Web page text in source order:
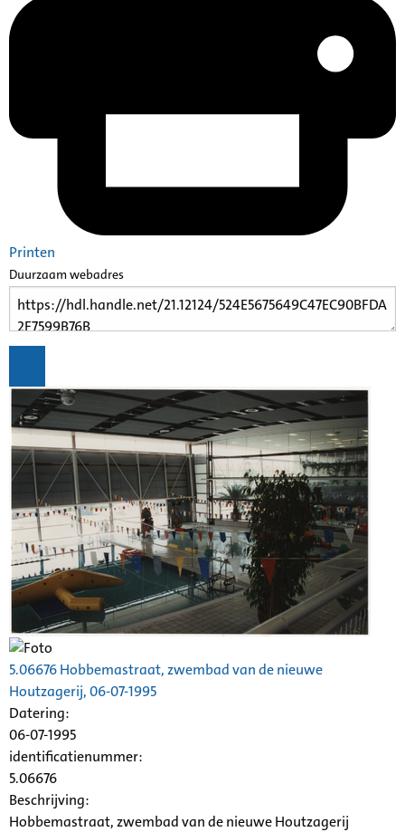
Printen
Duurzaam webadres
5.06676 Hobbemastraat, zwembad van de nieuwe
Houtzagerij, 06-07-1995
Datering:
06-07-1995
identificatienummer:
5.06676
Beschrijving:
Hobbemastraat, zwembad van de nieuweHoutzagerij